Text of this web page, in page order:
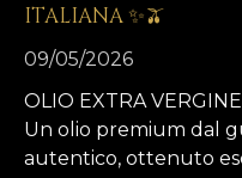
ITALIANA ✨🫒
09/05/2026
OLIO EXTRA
Un olio premium dal
autentico, ottenuto